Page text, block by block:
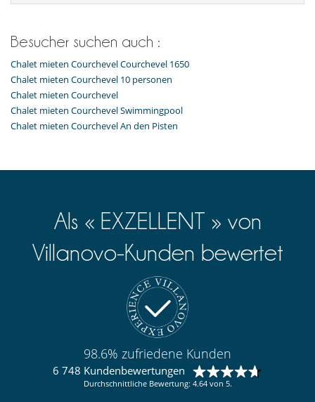
Besucher suchen auch :
Chalet mieten Courchevel Courchevel 1650
Chalet mieten Courchevel 10 personen
Chalet mieten Courchevel
Chalet mieten Courchevel Swimmingpool
Chalet mieten Courchevel An den Pisten
Als « EXZELLENT » von
Villanovo-Kunden bewertet
98.6% zufriedene Kunden
6 748 Kundenbewertungen
Durchschnittliche Bewertung: 4.64 von 5.